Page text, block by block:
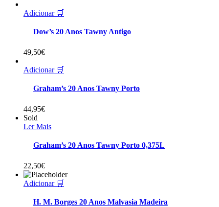
Adicionar 🛒
Dow’s 20 Anos Tawny Antigo
49,50€
Adicionar 🛒
Graham’s 20 Anos Tawny Porto
44,95€
Sold
Ler Mais
Graham’s 20 Anos Tawny Porto 0,375L
22,50€
Adicionar 🛒
H. M. Borges 20 Anos Malvasia Madeira